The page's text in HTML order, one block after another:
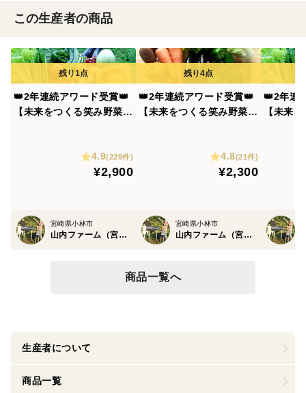
この生産者の商品
👑2年連続アワード受賞👑
【未来をつくる笑み野菜】
4.9(229件)
¥2,900
宮崎県小林市
山内ファーム（宮崎）
👑2年連続アワード受賞👑
【未来をつくる笑み野菜】
4.8(21件)
¥2,300
宮崎県小林市
山内ファーム（宮崎）
👑2年連
【未来
商品一覧へ
生産者について
商品一覧